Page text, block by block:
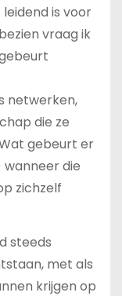
is voor
vraag ik
netwerken,
die ze
gebeurt er
die
zichzelf
steeds
met als
krijgen op